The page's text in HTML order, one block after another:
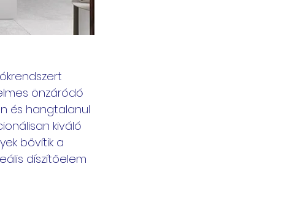
önzáródó
és hangtalanul
kiváló
bővítik a
díszítőelem